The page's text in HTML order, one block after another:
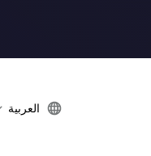
العربية